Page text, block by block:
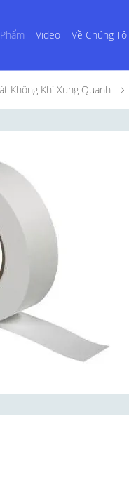
Video Về Chúng Tôi
Không Khí Xung Quanh